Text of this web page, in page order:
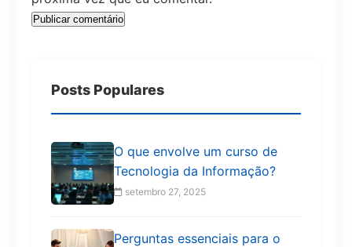
Posts Populares
O que envolve um curso de
Tecnologia da Informação?
setembro 27, 2025
Perguntas essenciais para o